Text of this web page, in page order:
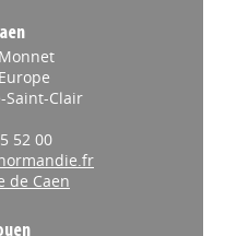
Saint-Clair
52 00
de Caen